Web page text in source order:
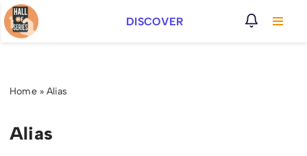
Vai
DISCOVER
Home» Alias
Alias